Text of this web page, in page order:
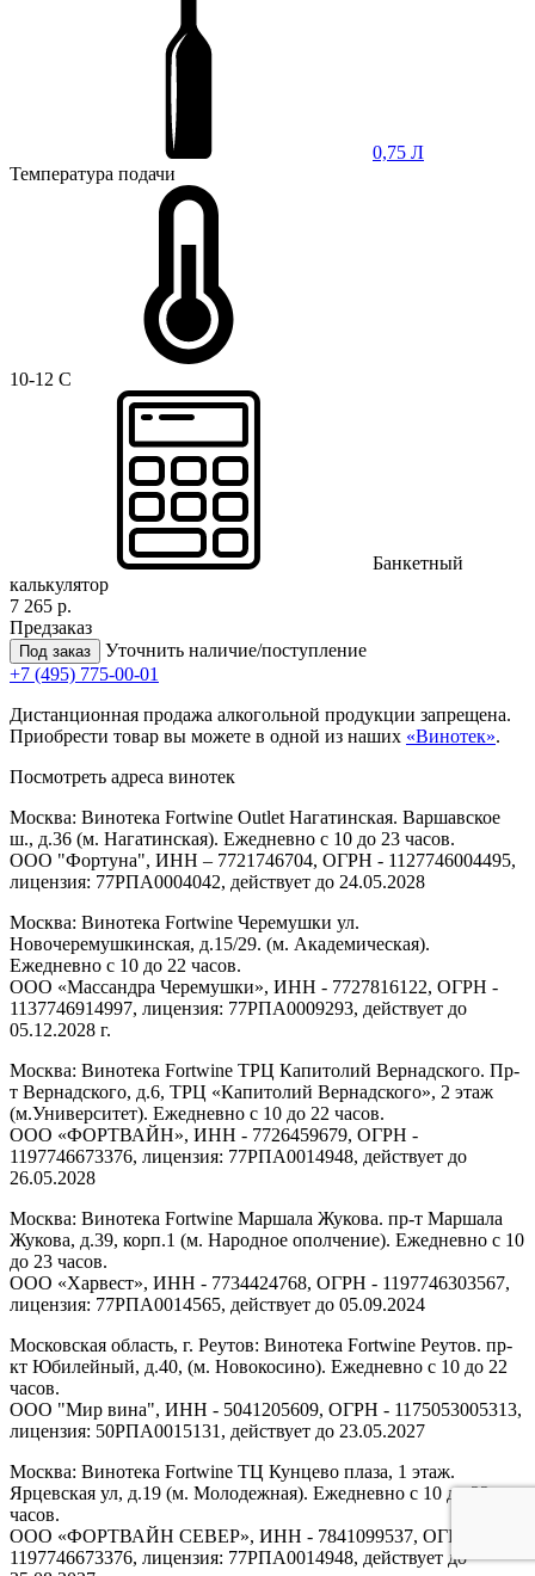
0,75 Л
Температура подачи
10-12 C
Банкетный
калькулятор
7 265 р.
Предзаказ
Под заказ
Уточнить наличие/поступление
+7 (495) 775-00-01
Дистанционная продажа алкогольной продукции запрещена.
Приобрести товар вы можете в одной из наших «Винотек».
Посмотреть адреса винотек
Москва: Винотека Fortwine Outlet Нагатинская. Варшавское
ш., д.36 (м. Нагатинская). Ежедневно с 10 до 23 часов.
ООО "Фортуна", ИНН – 7721746704, ОГРН - 1127746004495,
лицензия: 77РПА0004042, действует до 24.05.2028
Москва: Винотека Fortwine Черемушки ул.
Новочеремушкинская, д.15/29. (м. Академическая).
Ежедневно с 10 до 22 часов.
ООО «Массандра Черемушки», ИНН - 7727816122, ОГРН -
1137746914997, лицензия: 77РПА0009293, действует до
05.12.2028 г.
Москва: Винотека Fortwine ТРЦ Капитолий Вернадского. Пр-
т Вернадского, д.6, ТРЦ «Капитолий Вернадского», 2 этаж
(м.Университет). Ежедневно с 10 до 22 часов.
ООО «ФОРТВАЙН», ИНН - 7726459679, ОГРН -
1197746673376, лицензия: 77РПА0014948, действует до
26.05.2028
Москва: Винотека Fortwine Маршала Жукова. пр-т Маршала
Жукова, д.39, корп.1 (м. Народное ополчение). Ежедневно с 10
до 23 часов.
ООО «Харвест», ИНН - 7734424768, ОГРН - 1197746303567,
лицензия: 77РПА0014565, действует до 05.09.2024
Московская область, г. Реутов: Винотека Fortwine Реутов. пр-
кт Юбилейный, д.40, (м. Новокосино). Ежедневно с 10 до 22
часов.
ООО "Мир вина", ИНН - 5041205609, ОГРН - 1175053005313,
лицензия: 50РПА0015131, действует до 23.05.2027
Москва: Винотека Fortwine ТЦ Кунцево плаза, 1 этаж.
Ярцевская ул, д.19 (м. Молодежная). Ежедневно с 10 до 22
часов.
ООО «ФОРТВАЙН СЕВЕР», ИНН - 7841099537, ОГРН -
1197746673376, лицензия: 77РПА0014948, действует до